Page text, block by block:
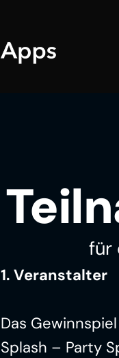
für
1. Veranstalter
Das
Splash – Party